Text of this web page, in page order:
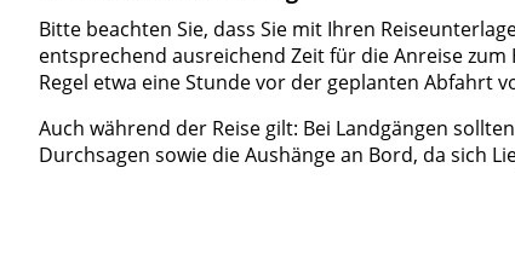
Bitte beachten Sie, dass Sie mit Ihren
entsprechend ausreichend Zeit für die Anreise
Regel etwa eine Stunde vor der geplanten Abfahrt
Auch während der Reise gilt: Bei Landgängen
Durchsagen sowie die Aushänge an Bord, da sich